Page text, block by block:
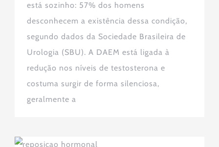
está sozinho: 57% dos homens
desconhecem a existência dessa condição,
segundo dados da Sociedade Brasileira de
Urologia (SBU). A DAEM está ligada à
redução nos níveis de testosterona e
costuma surgir de forma silenciosa,
geralmente a
Reposição hormonal masculina: